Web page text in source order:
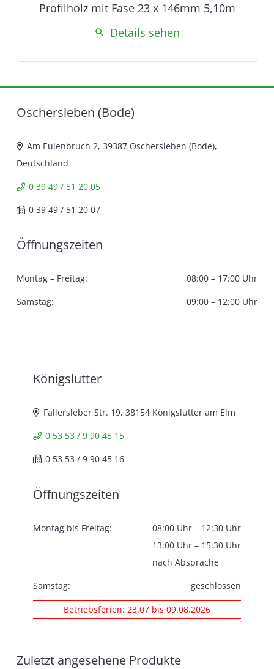
Profilholz mit Fase 23 x 146mm 5,10m
search Details sehen
Oschersleben (Bode)
Am Eulenbruch 2, 39387 Oschersleben (Bode),
Deutschland
0 39 49 / 51 20 05
0 39 49 / 51 20 07
Öffnungszeiten
Montag – Freitag:
08:00 – 17:00 Uhr
Samstag:
09:00 – 12:00 Uhr
Königslutter
Fallersleber Str. 19, 38154 Königslutter am Elm
0 53 53 / 9 90 45 15
0 53 53 / 9 90 45 16
Öffnungszeiten
Montag bis Freitag:
08:00 Uhr – 12:30 Uhr
13:00 Uhr – 15:30 Uhr
nach Absprache
Samstag:
geschlossen
Betriebsferien: 23.07 bis 09.08.2026
Zuletzt angesehene Produkte